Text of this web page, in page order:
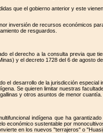
que el gobierno anterior y este
inversión de recursos económicos
de resguardos.
el derecho a la consulta previa que
y el decreto 1728 del 6 de agosto
el desarrollo de la jurisdicción
Se quieren limitar nuestras
y otros asuntos de menor cuantía.
indígena que ha
económico sustentable por
en los nuevos "terrajeros" o